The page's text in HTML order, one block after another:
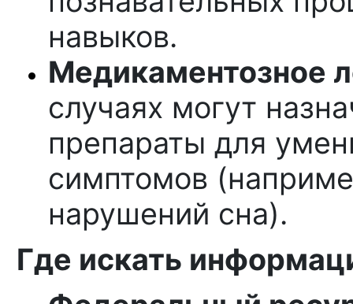
навыков.
Медикаментозное
случаях могут
препараты для
симптомов
нарушений сна).
Где искать